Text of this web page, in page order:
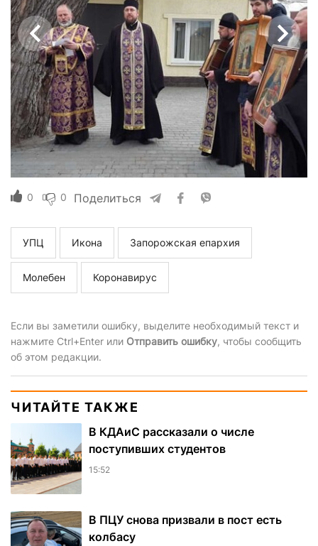
0 0 Поделиться
УПЦ Икона Запорожская епархия
Молебен Коронавирус
Если вы заметили ошибку, выделите необходимый текст и
нажмите Ctrl+Enter или Отправить ошибку, чтобы сообщить
об этом редакции.
ЧИТАЙТЕ ТАКЖЕ
В КДАиС рассказали о числе
поступивших студентов
15:52
В ПЦУ снова призвали в пост есть
колбасу